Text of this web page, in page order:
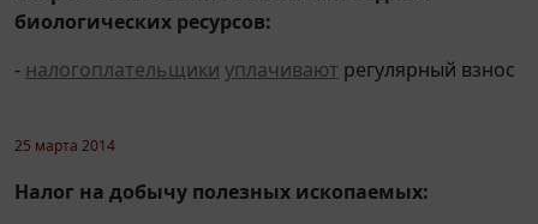
биологических ресурсов:
- налогоплательщики уплачивают регулярный взнос
25 марта 2014
Налог на добычу полезных ископаемых: